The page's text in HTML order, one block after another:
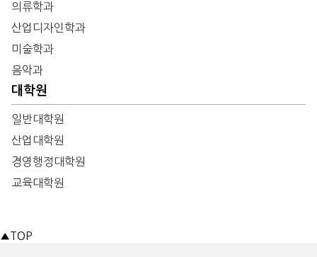
의류학과
산업디자인학과
미술학과
음악과
대학원
일반대학원
산업대학원
경영행정대학원
교육대학원
▲ TOP